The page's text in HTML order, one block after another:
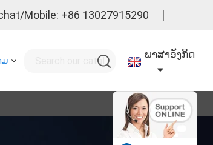
Mobile: +86 13027915290
ມ
ພາສາອັງກິດ